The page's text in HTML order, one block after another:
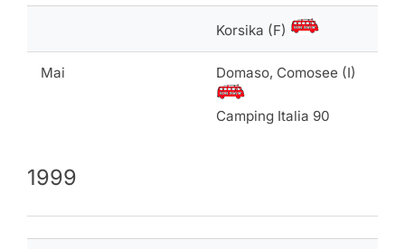
Korsika (F)
Mai Domaso, Comosee (I)
Camping Italia 90
1999